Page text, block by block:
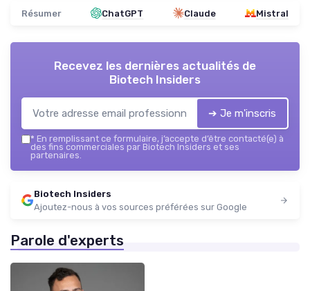
Résumer ChatGPT Claude Mistral
Recevez les dernières actualités de
Biotech Insiders
➔ Je m'inscris
* En remplissant ce formulaire, j’accepte d’être contacté(e) à
des fins commerciales par Biotech Insiders et ses
partenaires.
Biotech Insiders
Ajoutez-nous à vos sources préférées sur Google
Parole d'experts